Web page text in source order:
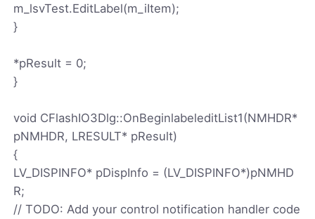
m_lsvTest.EditLabel(m_iItem);
}
*pResult = 0;
}
void CFlashIO3Dlg::OnBeginlabeleditList1(NMHDR*
pNMHDR, LRESULT* pResult)
{
LV_DISPINFO* pDispInfo = (LV_DISPINFO*)pNMHD
R;
// TODO: Add your control notification handler code